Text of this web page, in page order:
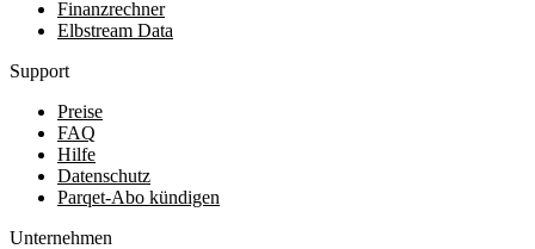
Finanzrechner
Elbstream Data
Support
Preise
FAQ
Hilfe
Datenschutz
Parqet-Abo kündigen
Unternehmen